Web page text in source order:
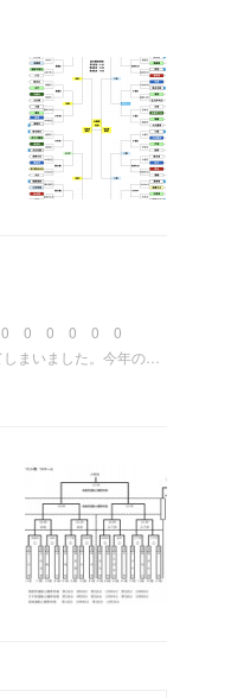
北 0 0 0 0 0 0
いました。今年の…